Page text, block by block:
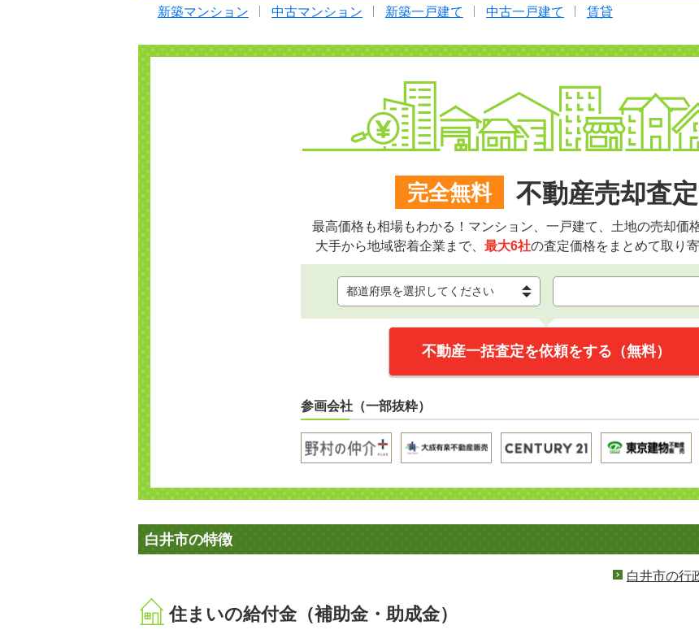
新築マンション 中古マンション 新築一戸建て 中古一戸建て 賃貸
完全無料 不動産売却査定
最高価格も相場もわかる！マンション、一戸建て、土地の売却価
大手から地域密着企業まで、 最大6社の査定価格をまとめて取り寄
不動産一括査定を依頼をする（無料）
参画会社（一部抜粋）
白井市の特徴
白井市の行
住まいの給付金（補助金・助成金）